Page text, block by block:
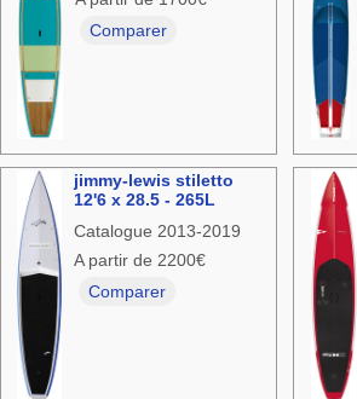
Comparer
jimmy-lewis stiletto
12'6 x 28.5 - 265L
Catalogue 2013-2019
A partir de 2200€
Comparer